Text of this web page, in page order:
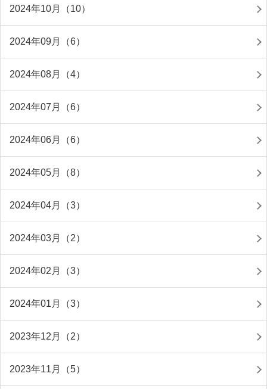
2024年10月（10）
2024年09月（6）
2024年08月（4）
2024年07月（6）
2024年06月（6）
2024年05月（8）
2024年04月（3）
2024年03月（2）
2024年02月（3）
2024年01月（3）
2023年12月（2）
2023年11月（5）